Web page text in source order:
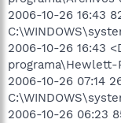
2006-10-26 16:43
2006-10-26 16:43
programa\Hewlett-
2006-10-26 07:14
2006-10-26 06:23